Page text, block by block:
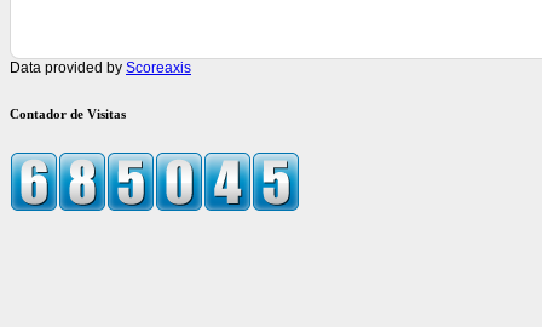
Data provided by Scoreaxis
Contador de Visitas